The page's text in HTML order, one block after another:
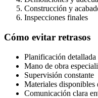
Construcción y
Inspecciones finales
Cómo evitar retrasos
Planificación detallada
Mano de obra
Supervisión constante
Materiales disponibles
Comunicación clara